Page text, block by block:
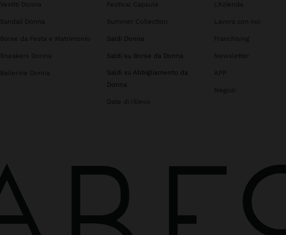
Vestiti Donna
Sandali Donna
Borse da Festa e Matrimonio
Sneakers Donna
Ballerine Donna
Festival Capsule
Summer Collection
Saldi Donna
Saldi su Borse da Donna
Saldi su Abbigliamento da
Donna
Date di rilievo
L'Azienda
Lavora con noi
Franchising
Newsletter
APP
Negozi